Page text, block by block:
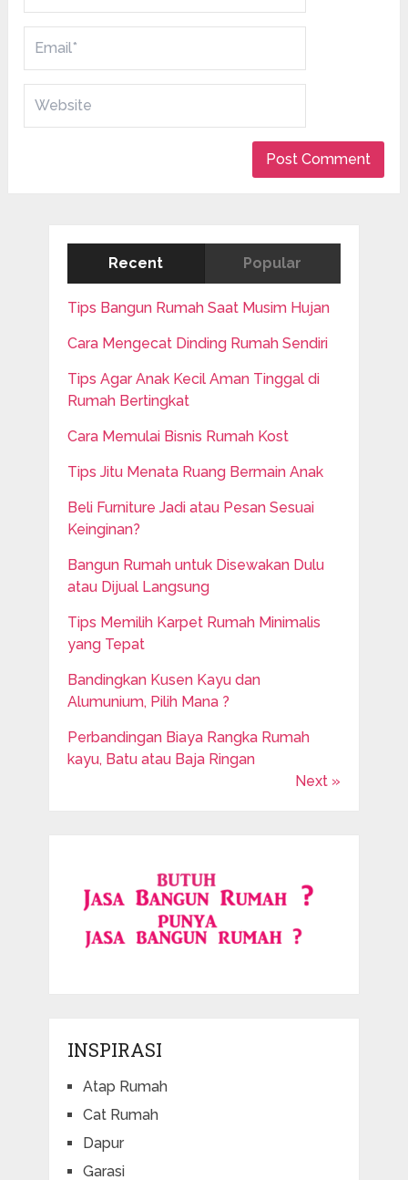
Recent Popular
Tips Bangun Rumah Saat Musim Hujan
Cara Mengecat Dinding Rumah Sendiri
Tips Agar Anak Kecil Aman Tinggal di
Rumah Bertingkat
Cara Memulai Bisnis Rumah Kost
Tips Jitu Menata Ruang Bermain Anak
Beli Furniture Jadi atau Pesan Sesuai
Keinginan?
Bangun Rumah untuk Disewakan Dulu
atau Dijual Langsung
Tips Memilih Karpet Rumah Minimalis
yang Tepat
Bandingkan Kusen Kayu dan
Alumunium, Pilih Mana ?
Perbandingan Biaya Rangka Rumah
kayu, Batu atau Baja Ringan
Next »
INSPIRASI
Atap Rumah
Cat Rumah
Dapur
Garasi